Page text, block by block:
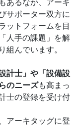
あるなか、アーキ
サポーター双方に
ットフォームを目
人手の課題」を解
組んでいます。
計士」や「設備設
のニーズも高まっ
士の登録を受け付
アーキタッグに登